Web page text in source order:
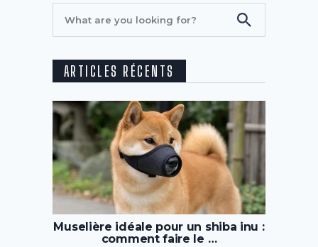
ARTICLES RÉCENTS
Muselière idéale pour un shiba inu :
comment faire le …